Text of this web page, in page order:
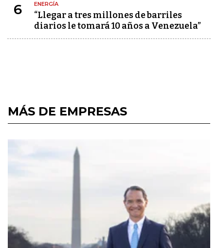
6 ENERGÍA
“Llegar a tres millones de barriles
diarios le tomará 10 años a Venezuela”
MÁS DE EMPRESAS